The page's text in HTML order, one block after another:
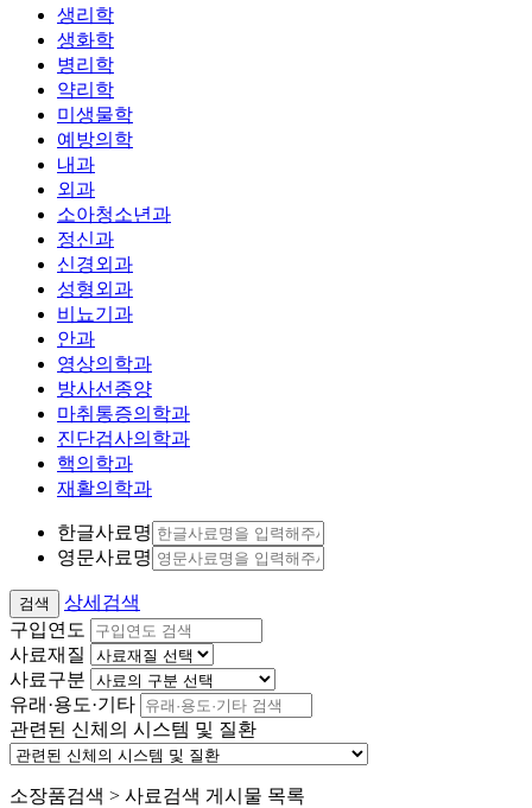
생리학
생화학
병리학
약리학
미생물학
예방의학
내과
외과
소아청소년과
정신과
신경외과
성형외과
비뇨기과
안과
영상의학과
방사선종양
마취통증의학과
진단검사의학과
핵의학과
재활의학과
한글사료명
영문사료명
상세검색
구입연도
사료재질
사료구분
유래·용도·기타
관련된 신체의 시스템 및 질환
소장품검색 > 사료검색 게시물 목록